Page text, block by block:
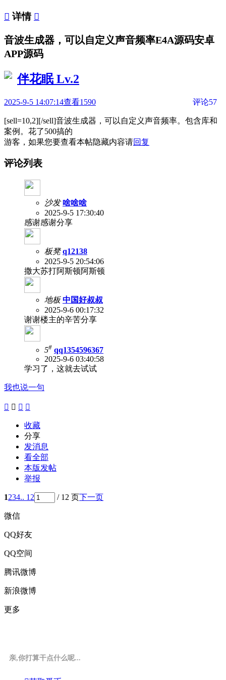
 详情 
音波生成器，可以自定义声音频率E4A源码安卓
APP源码
伴花眠Lv.2
2025-9-5 14:07:14查看1590 评论57
[sell=10,2][/sell]音波生成器，可以自定义声音频率。包含库和
案例。花了500搞的
游客，如果您要查看本帖隐藏内容请回复
评论列表
沙发 啥啥啥
2025-9-5 17:30:40
感谢感谢分享
板凳 q12138
2025-9-5 20:54:06
撒大苏打阿斯顿阿斯顿
地板 中国好叔叔
2025-9-6 00:17:32
谢谢楼主的辛苦分享
5# qq1354596367
2025-9-6 03:40:58
学习了，这就去试试
我也说一句
   
收藏
分享
发消息
看全部
本版发帖
举报
1234.. 12 / 12 页下一页
微信
QQ好友
QQ空间
腾讯微博
新浪微博
更多
亲,你打算干点什么呢...